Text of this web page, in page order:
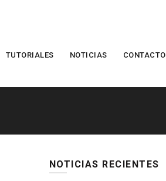
TUTORIALES NOTICIAS CONTACTO
NOTICIAS RECIENTES